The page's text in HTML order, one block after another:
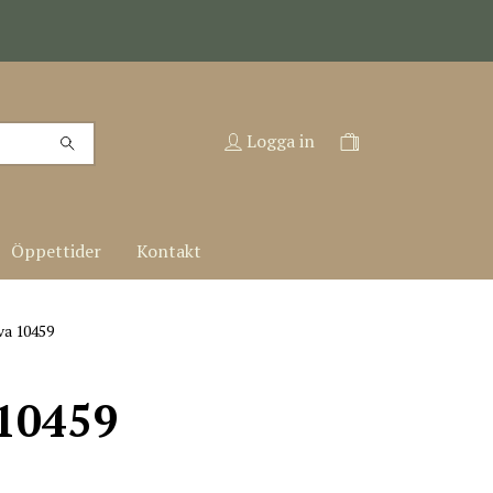
Logga in
Öppettider Kontakt
10459